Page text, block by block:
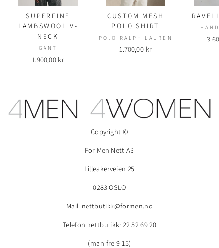
SUPERFINE
LAMBSWOOL V-
NECK
GANT
1.900,00 kr
CUSTOM MESH
POLO SHIRT
POLO RALPH LAUREN
1.700,00 kr
Copyright ©
For Men Nett AS
Lilleakerveien 25
0283 OSLO
Mail: nettbutikk@formen.no
Telefon nettbutikk: 22 52 69 20
(man-fre 9-15)